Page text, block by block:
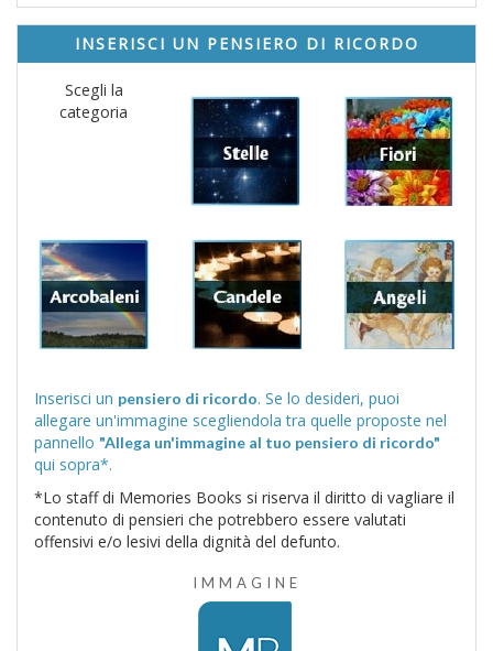
INSERISCI UN PENSIERO DI RICORDO
Scegli la
categoria
Inserisci un pensiero di ricordo. Se lo desideri, puoi
allegare un'immagine scegliendola tra quelle proposte nel
pannello "Allega un'immagine al tuo pensiero di ricordo"
qui sopra*.
*Lo staff di Memories Books si riserva il diritto di vagliare il
contenuto di pensieri che potrebbero essere valutati
offensivi e/o lesivi della dignità del defunto.
IMMAGINE